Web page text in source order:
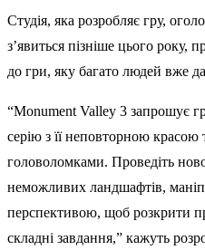
Студія, яка розробляє гру,
з’явиться пізніше цього року,
до гри, яку багато людей вже
“Monument Valley 3 запрошує
серію з її неповторною
головоломками. Проведіть
неможливих ландшафтів,
перспективою, щоб розкрити
складні завдання,” кажуть